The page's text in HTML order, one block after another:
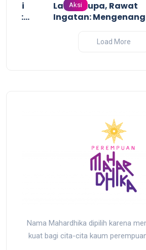
dari
Aksi
Lawan Lupa, Rawat
Ingatan: Mengenang
Pembantaian Massal
Load More
Nama Mahardhika dipilih karena
kuat bagi cita-cita kaum